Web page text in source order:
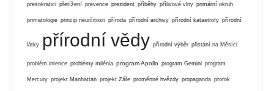
presokratici přetížení prevence prezident příběhy přílivové vlny primární okruh
primatologie princip neurčitosti příroda přírodní archivy přírodní katastrofy přírodní
látky přírodní vědy přírodní výběr přistání na Měsíci
problém intence problémy milénia program Apollo program Gemini program
Mercury projekt Manhattan projekt Záře proměnné hvězdy propaganda prorok